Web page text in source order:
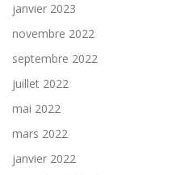
janvier 2023
novembre 2022
septembre 2022
juillet 2022
mai 2022
mars 2022
janvier 2022